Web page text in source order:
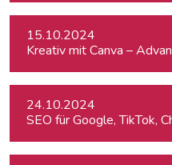
15.10.2024
Kreativ mit Canva –
24.10.2024
SEO für Google, TikTok,